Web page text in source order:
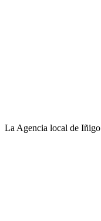
La Agencia local de Iñigo